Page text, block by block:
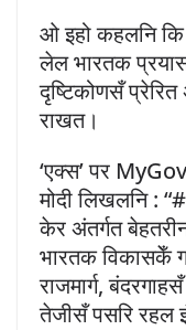
ओ इहो कहलनि कि
लेल भारतक
दृष्टिकोणसँ
राखत।
‘एक्स’ पर
मोदी लिखलनि :
केर अंतर्गत
भारतक विकासकेँ
राजमार्ग,
तेजीसँ पसरि रहल